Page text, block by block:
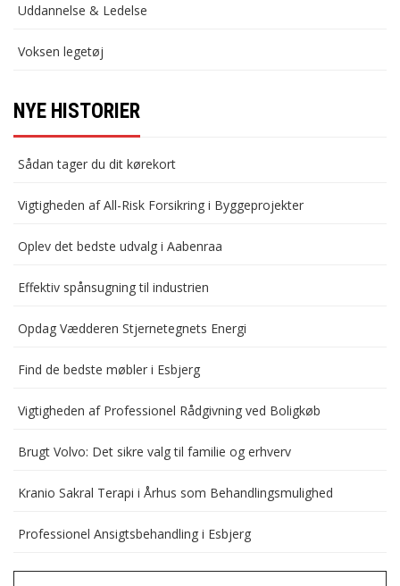
Uddannelse & Ledelse
Voksen legetøj
NYE HISTORIER
Sådan tager du dit kørekort
Vigtigheden af All-Risk Forsikring i Byggeprojekter
Oplev det bedste udvalg i Aabenraa
Effektiv spånsugning til industrien
Opdag Vædderen Stjernetegnets Energi
Find de bedste møbler i Esbjerg
Vigtigheden af Professionel Rådgivning ved Boligkøb
Brugt Volvo: Det sikre valg til familie og erhverv
Kranio Sakral Terapi i Århus som Behandlingsmulighed
Professionel Ansigtsbehandling i Esbjerg